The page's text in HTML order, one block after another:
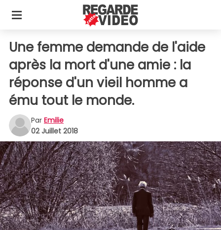
Une femme demande de l'aide
après la mort d'une amie : la
réponse d'un vieil homme a
ému tout le monde.
Par Emilie
02 Juillet 2018